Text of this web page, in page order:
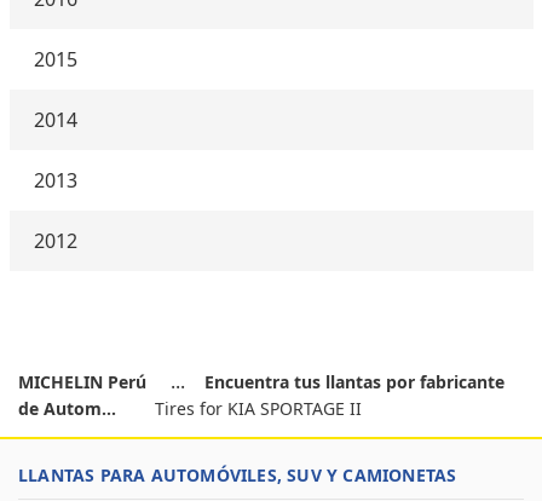
2015
2014
2013
2012
MICHELIN Perú
Encuentra tus llantas por fabricante
de Autom...
Tires for KIA SPORTAGE II
LLANTAS PARA AUTOMÓVILES, SUV Y CAMIONETAS